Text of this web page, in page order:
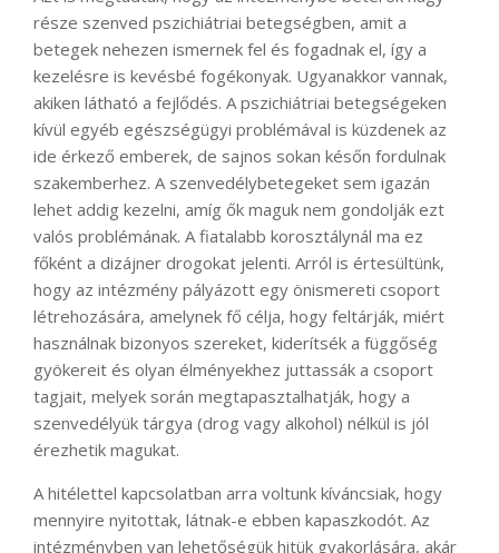
része szenved pszichiátriai betegségben, amit a
betegek nehezen ismernek fel és fogadnak el, így a
kezelésre is kevésbé fogékonyak. Ugyanakkor vannak,
akiken látható a fejlődés. A pszichiátriai betegségeken
kívül egyéb egészségügyi problémával is küzdenek az
ide érkező emberek, de sajnos sokan későn fordulnak
szakemberhez. A szenvedélybetegeket sem igazán
lehet addig kezelni, amíg ők maguk nem gondolják ezt
valós problémának. A fiatalabb korosztálynál ma ez
főként a dizájner drogokat jelenti. Arról is értesültünk,
hogy az intézmény pályázott egy önismereti csoport
létrehozására, amelynek fő célja, hogy feltárják, miért
használnak bizonyos szereket, kiderítsék a függőség
gyökereit és olyan élményekhez juttassák a csoport
tagjait, melyek során megtapasztalhatják, hogy a
szenvedélyük tárgya (drog vagy alkohol) nélkül is jól
érezhetik magukat.
A hitélettel kapcsolatban arra voltunk kíváncsiak, hogy
mennyire nyitottak, látnak-e ebben kapaszkodót. Az
intézményben van lehetőségük hitük gyakorlására, akár